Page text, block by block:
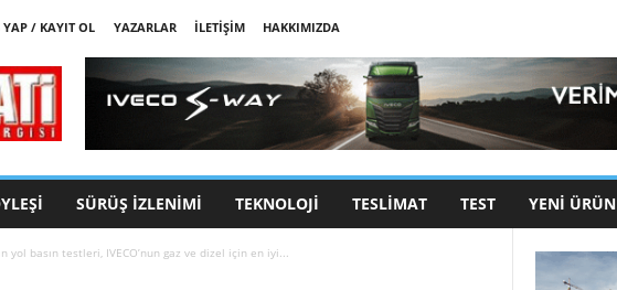
YAP / KAYIT OL YAZARLAR İLETIŞIM
HAKKIMIZDA
SÜRÜŞ İZLENIMI TEKNOLOJI TESLIMAT TEST YENI ÜRÜN
yol basın testleri, IVECO’nun gaz ve dizel için en iyi...